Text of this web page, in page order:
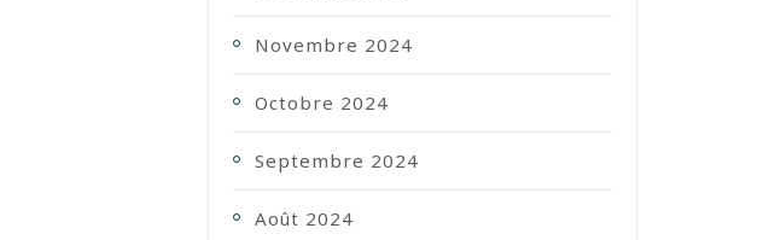
Novembre 2024
Octobre 2024
Septembre 2024
Août 2024